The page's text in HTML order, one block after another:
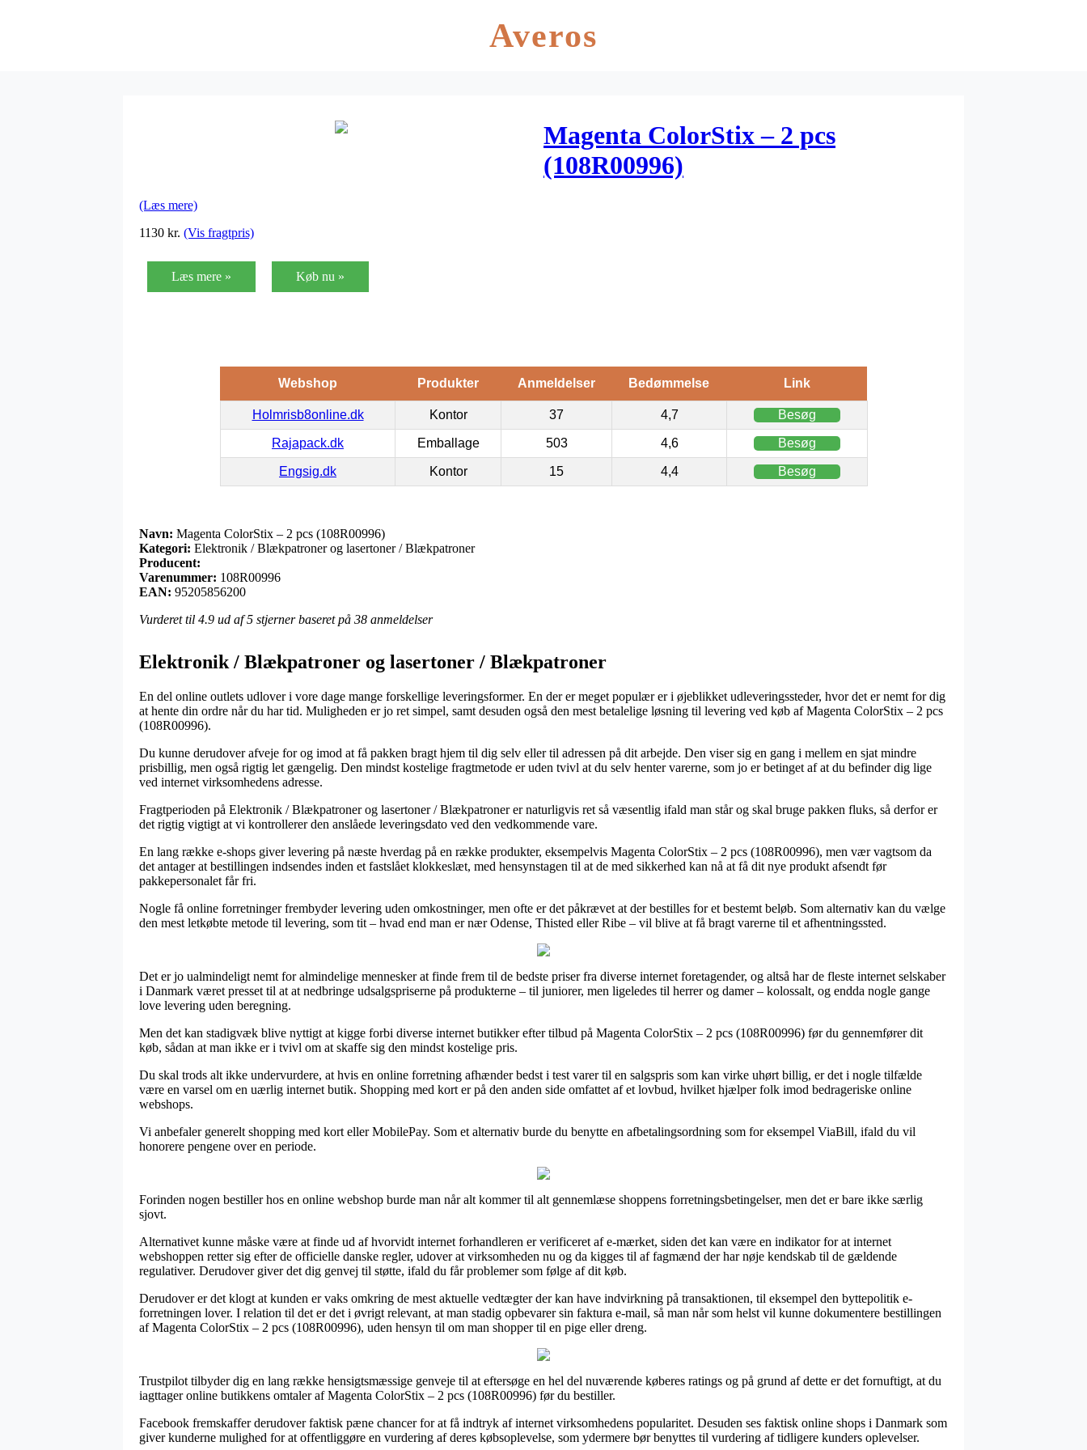
Averos
Magenta ColorStix – 2 pcs
(108R00996)
(Læs mere)
1130 kr. (Vis fragtpris)
Læs mere » Køb nu »
Webshop Produkter Anmeldelser Bedømmelse Link
Holmrisb8online.dk Kontor 37 4,7 Besøg
Rajapack.dk Emballage 503 4,6 Besøg
Engsig.dk Kontor 15 4,4 Besøg
Navn: Magenta ColorStix – 2 pcs (108R00996)
Kategori: Elektronik / Blækpatroner og lasertoner / Blækpatroner
Producent:
Varenummer: 108R00996
EAN: 95205856200
Vurderet til 4.9 ud af 5 stjerner baseret på 38 anmeldelser
Elektronik / Blækpatroner og lasertoner / Blækpatroner
En del online outlets udlover i vore dage mange forskellige leveringsformer. En der er meget populær er i øjeblikket udleveringssteder, hvor det er nemt for dig
at hente din ordre når du har tid. Muligheden er jo ret simpel, samt desuden også den mest betalelige løsning til levering ved køb af Magenta ColorStix – 2 pcs
(108R00996).
Du kunne derudover afveje for og imod at få pakken bragt hjem til dig selv eller til adressen på dit arbejde. Den viser sig en gang i mellem en sjat mindre
prisbillig, men også rigtig let gængelig. Den mindst kostelige fragtmetode er uden tvivl at du selv henter varerne, som jo er betinget af at du befinder dig lige
ved internet virksomhedens adresse.
Fragtperioden på Elektronik / Blækpatroner og lasertoner / Blækpatroner er naturligvis ret så væsentlig ifald man står og skal bruge pakken fluks, så derfor er
det rigtig vigtigt at vi kontrollerer den anslåede leveringsdato ved den vedkommende vare.
En lang række e-shops giver levering på næste hverdag på en række produkter, eksempelvis Magenta ColorStix – 2 pcs (108R00996), men vær vagtsom da
det antager at bestillingen indsendes inden et fastslået klokkeslæt, med hensynstagen til at de med sikkerhed kan nå at få dit nye produkt afsendt før
pakkepersonalet får fri.
Nogle få online forretninger frembyder levering uden omkostninger, men ofte er det påkrævet at der bestilles for et bestemt beløb. Som alternativ kan du vælge
den mest letkøbte metode til levering, som tit – hvad end man er nær Odense, Thisted eller Ribe – vil blive at få bragt varerne til et afhentningssted.
Det er jo ualmindeligt nemt for almindelige mennesker at finde frem til de bedste priser fra diverse internet foretagender, og altså har de fleste internet selskaber
i Danmark været presset til at at nedbringe udsalgspriserne på produkterne – til juniorer, men ligeledes til herrer og damer – kolossalt, og endda nogle gange
love levering uden beregning.
Men det kan stadigvæk blive nyttigt at kigge forbi diverse internet butikker efter tilbud på Magenta ColorStix – 2 pcs (108R00996) før du gennemfører dit
køb, sådan at man ikke er i tvivl om at skaffe sig den mindst kostelige pris.
Du skal trods alt ikke undervurdere, at hvis en online forretning afhænder bedst i test varer til en salgspris som kan virke uhørt billig, er det i nogle tilfælde
være en varsel om en uærlig internet butik. Shopping med kort er på den anden side omfattet af et lovbud, hvilket hjælper folk imod bedrageriske online
webshops.
Vi anbefaler generelt shopping med kort eller MobilePay. Som et alternativ burde du benytte en afbetalingsordning som for eksempel ViaBill, ifald du vil
honorere pengene over en periode.
Forinden nogen bestiller hos en online webshop burde man når alt kommer til alt gennemlæse shoppens forretningsbetingelser, men det er bare ikke særlig
sjovt.
Alternativet kunne måske være at finde ud af hvorvidt internet forhandleren er verificeret af e-mærket, siden det kan være en indikator for at internet
webshoppen retter sig efter de officielle danske regler, udover at virksomheden nu og da kigges til af fagmænd der har nøje kendskab til de gældende
regulativer. Derudover giver det dig genvej til støtte, ifald du får problemer som følge af dit køb.
Derudover er det klogt at kunden er vaks omkring de mest aktuelle vedtægter der kan have indvirkning på transaktionen, til eksempel den byttepolitik e-
forretningen lover. I relation til det er det i øvrigt relevant, at man stadig opbevarer sin faktura e-mail, så man når som helst vil kunne dokumentere bestillingen
af Magenta ColorStix – 2 pcs (108R00996), uden hensyn til om man shopper til en pige eller dreng.
Trustpilot tilbyder dig en lang række hensigtsmæssige genveje til at eftersøge en hel del nuværende køberes ratings og på grund af dette er det fornuftigt, at du
iagttager online butikkens omtaler af Magenta ColorStix – 2 pcs (108R00996) før du bestiller.
Facebook fremskaffer derudover faktisk pæne chancer for at få indtryk af internet virksomhedens popularitet. Desuden ses faktisk online shops i Danmark som
giver kunderne mulighed for at offentliggøre en vurdering af deres købsoplevelse, som ydermere bør benyttes til vurdering af tidligere kunders oplevelser.